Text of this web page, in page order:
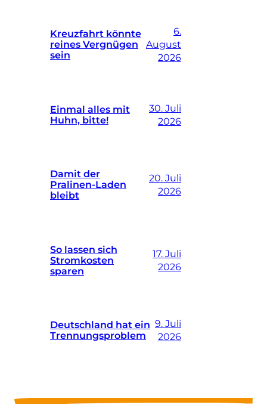
Kreuzfahrt könnte
reines Vergnügen
sein
6.
August
2026
Einmal alles mit
Huhn, bitte!
30. Juli
2026
Damit der
Pralinen-Laden
bleibt
20. Juli
2026
So lassen sich
Stromkosten
sparen
17. Juli
2026
Deutschland hat ein
Trennungsproblem
9. Juli
2026